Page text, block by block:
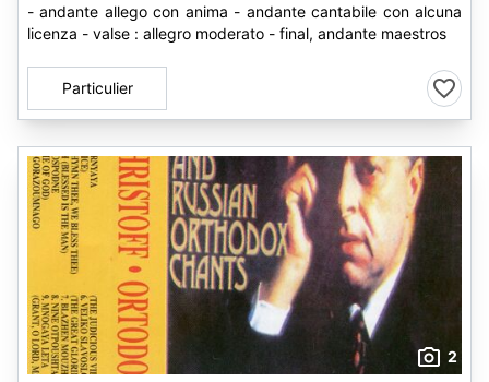
- andante allego con anima - andante cantabile con alcuna
licenza - valse : allegro moderato - final, andante maestros
Particulier
2